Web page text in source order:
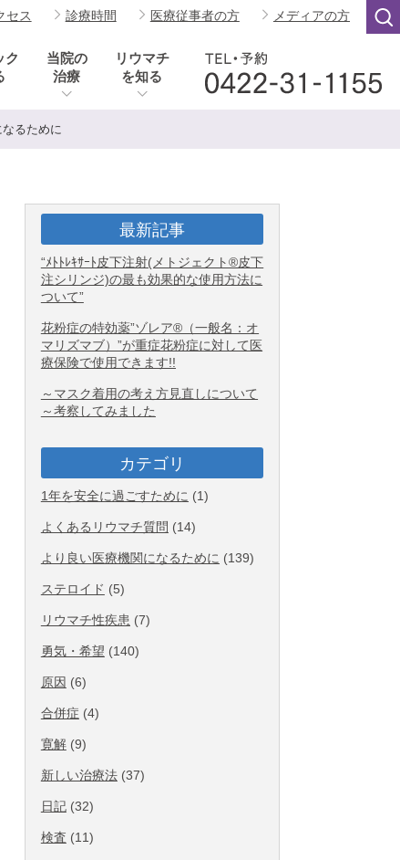
ク
当院の
治療
リウマチ
を知る
セス 診療時間 医療従事者の方 メディアの方
るために
最新記事
“ﾒﾄﾄﾚｷｻｰﾄ皮下注射(メトジェクト®皮下
注シリンジ)の最も効果的な使用方法に
ついて”
花粉症の特効薬”ゾレア®（一般名：オ
マリズマブ）”が重症花粉症に対して医
療保険で使用できます!!
～マスク着用の考え方見直しについて
～考察してみました
カテゴリ
1年を安全に過ごすために (1)
よくあるリウマチ質問 (14)
より良い医療機関になるために (139)
ステロイド (5)
リウマチ性疾患 (7)
勇気・希望 (140)
原因 (6)
合併症 (4)
寛解(9)
新しい治療法(37)
日記(32)
検査 (11)